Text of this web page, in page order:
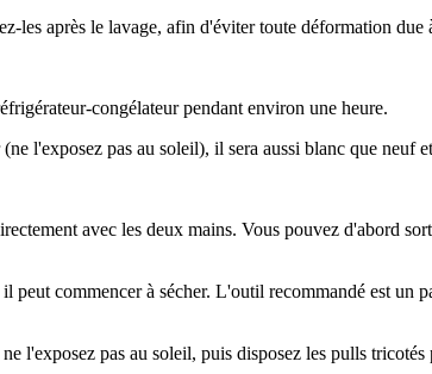
les après le lavage, afin d'éviter toute déformation due
congélateur pendant environ une heure.
l'exposez pas au soleil), il sera aussi blanc que neuf
avec les deux mains. Vous pouvez d'abord
commencer à sécher. L'outil recommandé est un
l'exposez pas au soleil, puis disposez les pulls tricotés